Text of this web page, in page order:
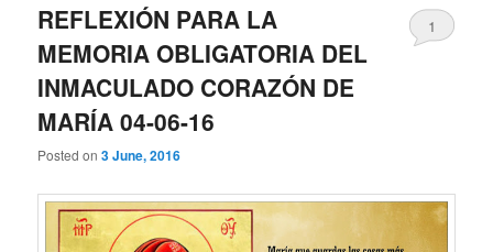
REFLEXIÓN PARA LA
MEMORIA OBLIGATORIA DEL
INMACULADO CORAZÓN DE
MARÍA 04-06-16
Posted on3 June, 2016
1